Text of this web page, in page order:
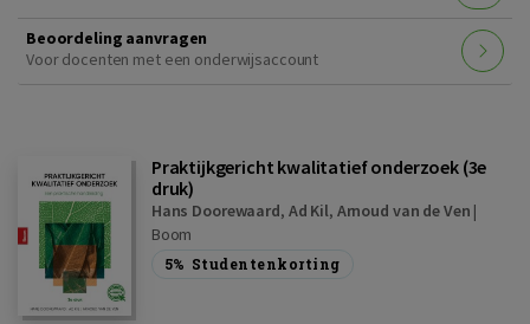
Beoordeling aanvragen
Voor docenten met een onderwijsaccount
Praktijkgericht kwalitatief onderzoek (3e
druk)
Hans Doorewaard, Ad Kil, Arnoud van de Ven |
Boom
5% Studentenkorting